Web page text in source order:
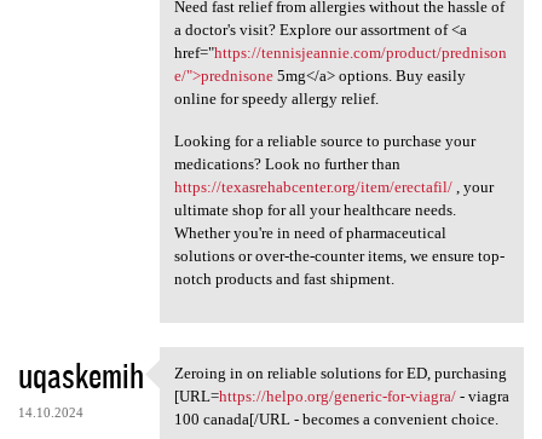
Need fast relief from allergies without the hassle of
a doctor's visit? Explore our assortment of <a
href="https://tennisjeannie.com/product/prednison
e/">prednisone5mg</a> options. Buy easily
online for speedy allergy relief.
Looking for a reliable source to purchase your
medications? Look no further than
https://texasrehabcenter.org/item/erectafil/, your
ultimate shop for all your healthcare needs.
Whether you're in need of pharmaceutical
solutions or over-the-counter items, we ensure top-
notch products and fast shipment.
uqaskemih
14.10.2024
Zeroing in on reliable
Zeroing in on reliable solutions for ED, purchasing
[URL=https://helpo.org/generic-for-viagra/- viagra
100 canada[/URL - becomes a convenient choice.